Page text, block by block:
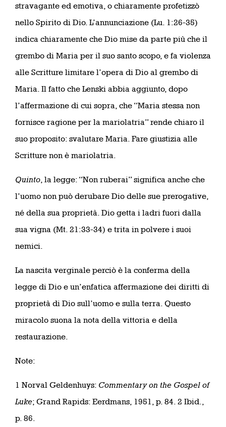
stravagante ed emotiva, o chiaramente profetizzò
nello Spirito di Dio. L’annunciazione (Lu. 1:26-35)
indica chiaramente che Dio mise da parte più che il
grembo di Maria per il suo santo scopo, e fa violenza
alle Scritture limitare l’opera di Dio al grembo di
Maria. Il fatto che Lenski abbia aggiunto, dopo
l’affermazione di cui sopra, che “Maria stessa non
fornisce ragione per la mariolatria” rende chiaro il
suo proposito: svalutare Maria. Fare giustizia alle
Scritture non è mariolatria.
Quinto , la legge: “Non ruberai” significa anche che
l’uomo non può derubare Dio delle sue prerogative,
né della sua proprietà. Dio getta i ladri fuori dalla
sua vigna (Mt. 21:33-34) e trita in polvere i suoi
nemici.
La nascita verginale perciò è la conferma della
legge di Dio e un’enfatica affermazione dei diritti di
proprietà di Dio sull’uomo e sulla terra. Questo
miracolo suona la nota della vittoria e della
restaurazione.
Note:
1 Norval Geldenhuys: Commentary on the Gospel of
Luke; Grand Rapids: Eerdmans, 1951, p. 84. 2 Ibid.,
p. 86.